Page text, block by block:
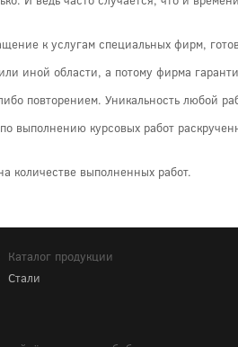
к услугам специальных фирм,
иной области, а потому фирма
повторением. Уникальность любой
выполнению курсовых работ
количестве выполненных работ.
Каталог продукции
Стали